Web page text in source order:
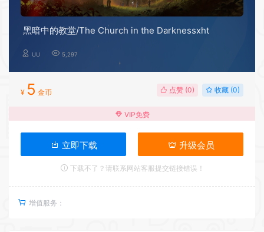
黑暗中的教堂/The Church in the Darknessxht
UU 5,297
¥ 5 金币 点赞 (0) 收藏 (0)
VIP免费
立即下载 升级会员
下载不了？请联系网站客服提交链接错误！
增值服务：